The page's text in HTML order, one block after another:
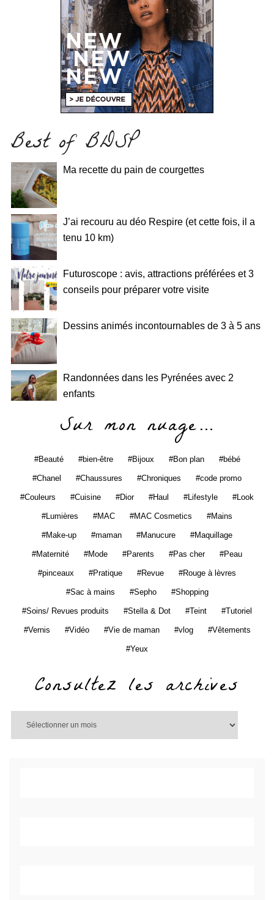
Best of BDSP
Ma recette du pain de courgettes
J’ai recouru au déo Respire (et cette fois, il a
tenu 10 km)
Futuroscope : avis, attractions préférées et 3
conseils pour préparer votre visite
Dessins animés incontournables de 3 à 5 ans
Randonnées dans les Pyrénées avec 2
enfants
Sur mon nuage…
Beauté bien-être Bijoux Bon plan bébé
Chanel Chaussures Chroniques code promo
Couleurs Cuisine Dior Haul Lifestyle Look
Lumières MAC MAC Cosmetics Mains
Make-up maman Manucure Maquillage
Maternité Mode Parents Pas cher Peau
pinceaux Pratique Revue Rouge à lèvres
Sac à mains Sepho Shopping
Soins/ Revues produits Stella & Dot Teint Tutoriel
Vernis Vidéo Vie de maman vlog Vêtements
Yeux
Consultez les archives